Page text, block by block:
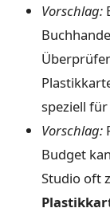
Vorschlag:
speziell
Vorschlag:
Budget
Studio oft